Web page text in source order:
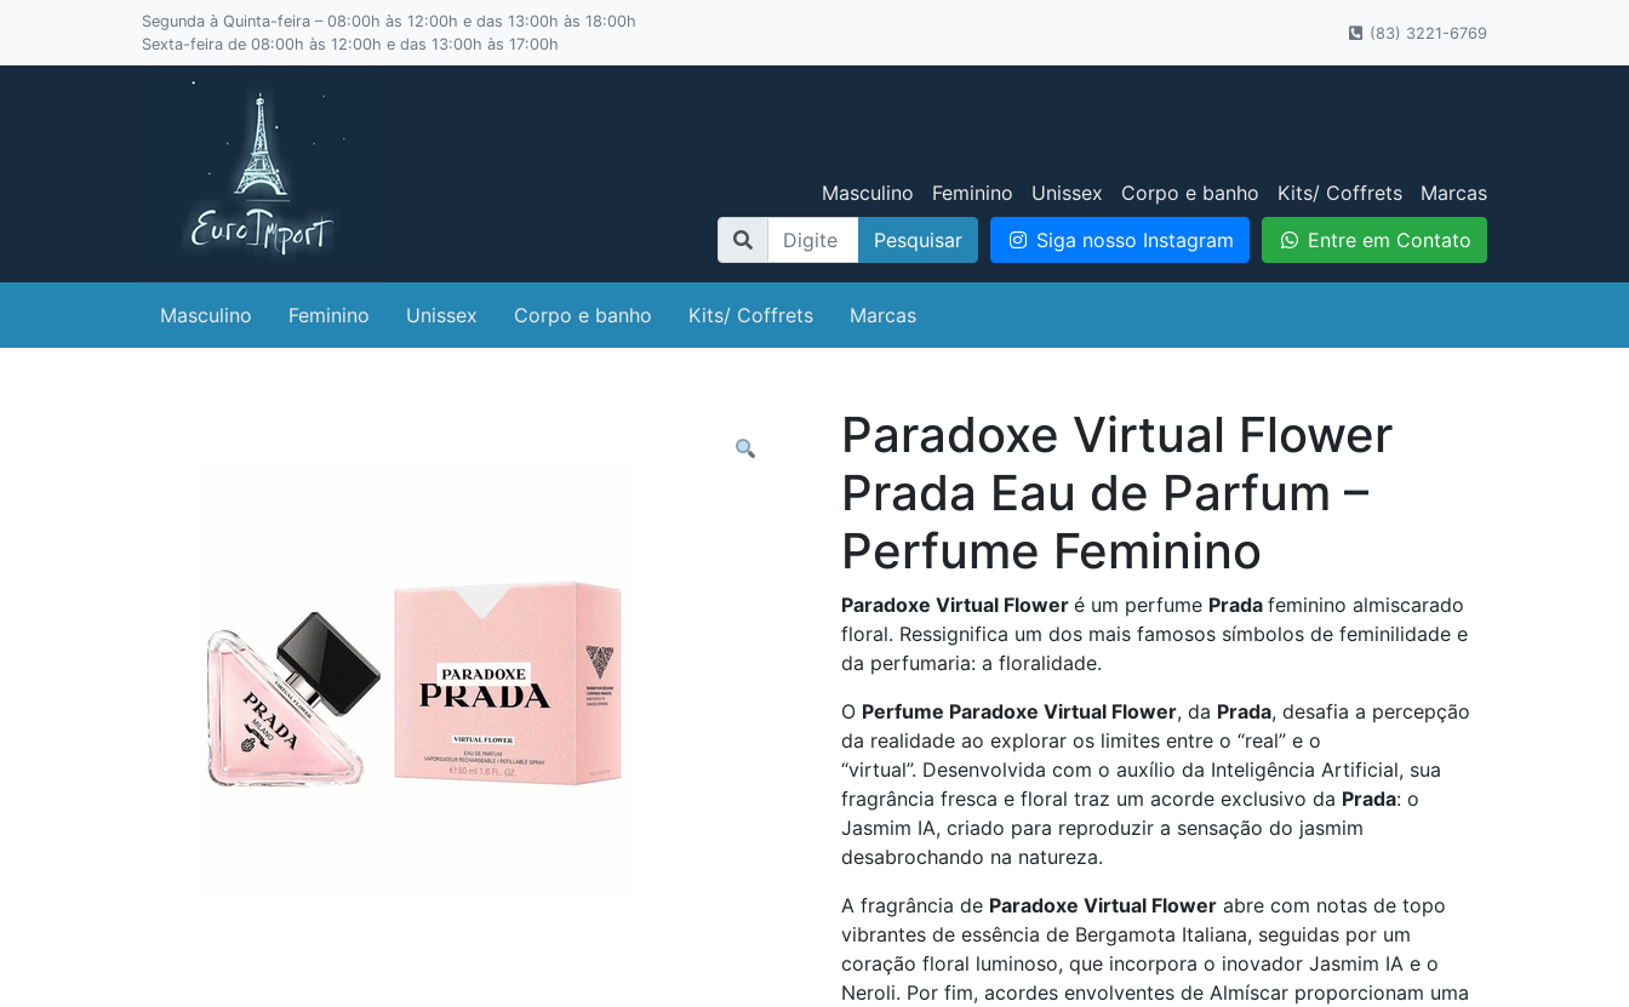
Segunda à Quinta-feira – 08:00h às 12:00h e das 13:00h às 18:00h
Sexta-feira de 08:00h às 12:00h e das 13:00h às 17:00h
(83) 3221-6769
Masculino Feminino Unissex Corpo e banho Kits/ Coffrets
Marcas
Pesquisar
Siga nosso Instagram Entre em Contato
Masculino Feminino Unissex Corpo e banho Kits/ Coffrets Marcas
Paradoxe Virtual Flower
Prada Eau de Parfum –
Perfume Feminino
Paradoxe Virtual Floweré um perfume Pradafeminino almiscarado
floral. Ressignifica um dos mais famosos símbolos de feminilidade e
da perfumaria: a floralidade.
O Perfume Paradoxe Virtual Flower, da Prada, desafia a percepção
da realidade ao explorar os limites entre o “real” e o
“virtual”. Desenvolvida com o auxílio da Inteligência Artificial, sua
fragrância fresca e floral traz um acorde exclusivo da Prada: o
Jasmim IA, criado para reproduzir a sensação do jasmim
desabrochando na natureza.
A fragrância de Paradoxe Virtual Flower abre com notas de topo
vibrantes de essência de Bergamota Italiana, seguidas por um
coração floral luminoso, que incorpora o inovador Jasmim IA e o
Neroli. Por fim, acordes envolventes de Almíscar proporcionam uma